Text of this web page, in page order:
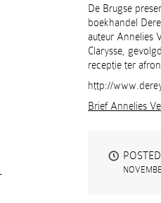
De Brugse
boekhandel
auteur Annelies
Clarysse,
receptie ter
http://
Brief Annelies